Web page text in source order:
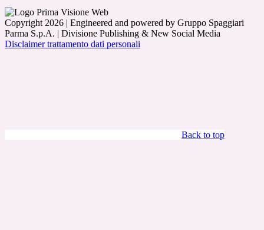
Copyright 2026 | Engineered and powered by Gruppo Spaggiari
Parma S.p.A. | Divisione Publishing & New Social Media
Disclaimer trattamento dati personali
Back to top